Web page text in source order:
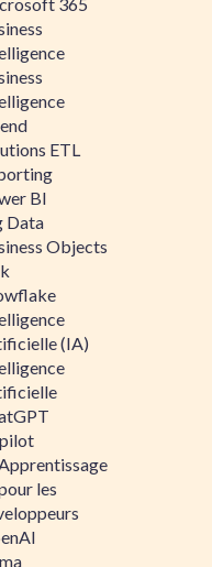
ETL
BI
Data
Objects
(IA)
les